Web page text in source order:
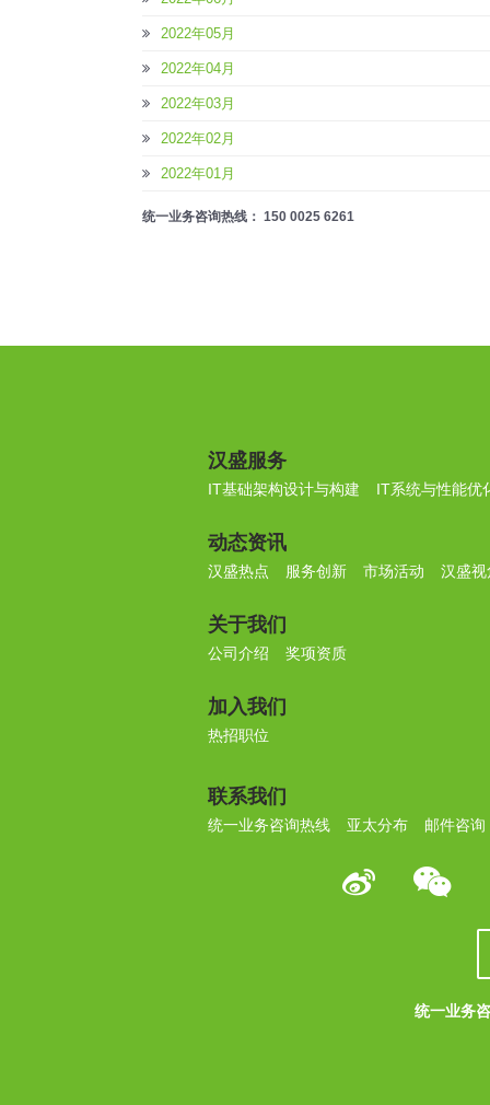
2022年05月
2022年04月
2022年03月
2022年02月
2022年01月
统一业务咨询热线： 150 0025 6261
汉盛服务
IT基础架构设计与构建 IT系统与性能优
动态资讯
汉盛热点 服务创新 市场活动 汉盛视
关于我们
公司介绍 奖项资质
加入我们
热招职位
联系我们
统一业务咨询热线 亚太分布 邮件咨询
统一业务